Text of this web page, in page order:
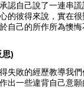
認自己說了一連串
的彼得來說，實在
自己的所作所為懊悔
思)
失敗的經歷教導我
出一些違背自己意